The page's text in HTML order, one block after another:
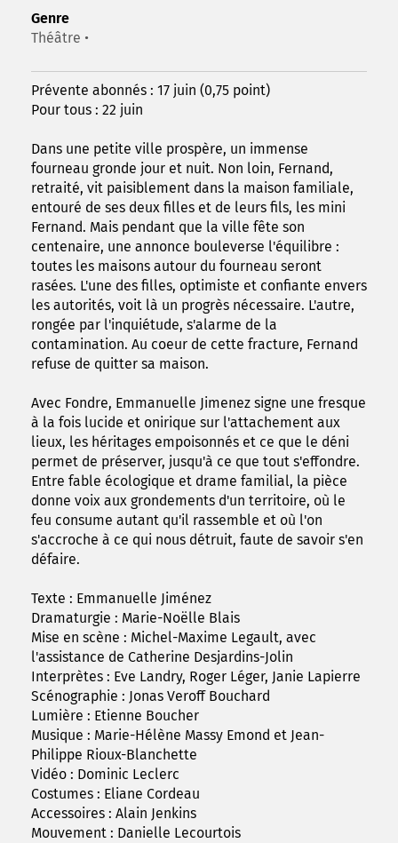
Genre
Théâtre •
Prévente abonnés : 17 juin (0,75 point)
Pour tous : 22 juin
Dans une petite ville prospère, un immense
fourneau gronde jour et nuit. Non loin, Fernand,
retraité, vit paisiblement dans la maison familiale,
entouré de ses deux filles et de leurs fils, les mini
Fernand. Mais pendant que la ville fête son
centenaire, une annonce bouleverse l'équilibre :
toutes les maisons autour du fourneau seront
rasées. L'une des filles, optimiste et confiante envers
les autorités, voit là un progrès nécessaire. L'autre,
rongée par l'inquiétude, s'alarme de la
contamination. Au coeur de cette fracture, Fernand
refuse de quitter sa maison.
Avec Fondre, Emmanuelle Jimenez signe une fresque
à la fois lucide et onirique sur l'attachement aux
lieux, les héritages empoisonnés et ce que le déni
permet de préserver, jusqu'à ce que tout s'effondre.
Entre fable écologique et drame familial, la pièce
donne voix aux grondements d'un territoire, où le
feu consume autant qu'il rassemble et où l'on
s'accroche à ce qui nous détruit, faute de savoir s'en
défaire.
Texte : Emmanuelle Jiménez
Dramaturgie : Marie-Noëlle Blais
Mise en scène : Michel-Maxime Legault, avec
l'assistance de Catherine Desjardins-Jolin
Interprètes : Eve Landry, Roger Léger, Janie Lapierre
Scénographie : Jonas Veroff Bouchard
Lumière : Etienne Boucher
Musique : Marie-Hélène Massy Emond et Jean-
Philippe Rioux-Blanchette
Vidéo : Dominic Leclerc
Costumes : Eliane Cordeau
Accessoires : Alain Jenkins
Mouvement : Danielle Lecourtois